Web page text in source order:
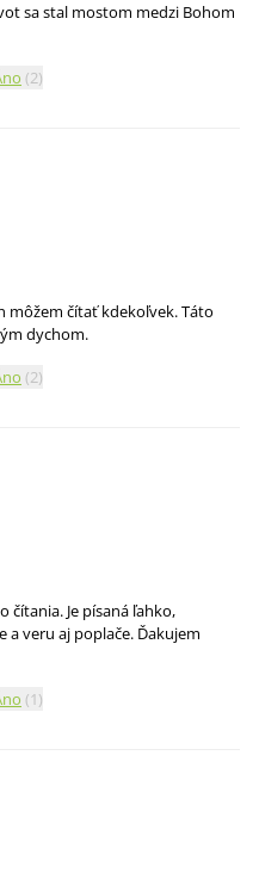
sa stal mostom medzi Bohom
(2)
môžem čítať kdekoľvek. Táto
dychom.
(2)
čítania. Je písaná ľahko,
a veru aj poplače. Ďakujem
(1)